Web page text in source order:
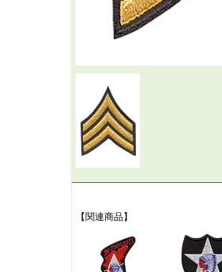
【関連商品】